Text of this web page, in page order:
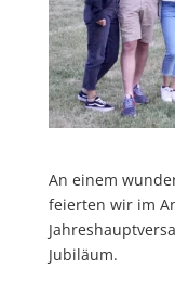
An einem
feierten wir im
Jubiläum.